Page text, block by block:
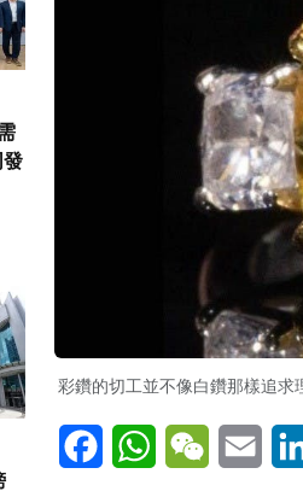
彩鑽的切工並不像白鑽那樣追求
FacebookWhatsAppWeChatEmail